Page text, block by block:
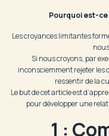
Pourquoi est-
Les croyances limitantes
Si nous croyons, par
inconsciemment rejeter les
ressentir de la
Le but de cet article est
pour développer une
1 :